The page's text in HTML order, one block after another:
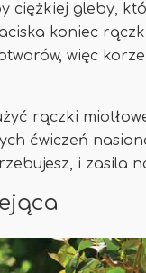
ciężkiej gleby,
koniec
więc
rączki
ćwiczeń
i zasila